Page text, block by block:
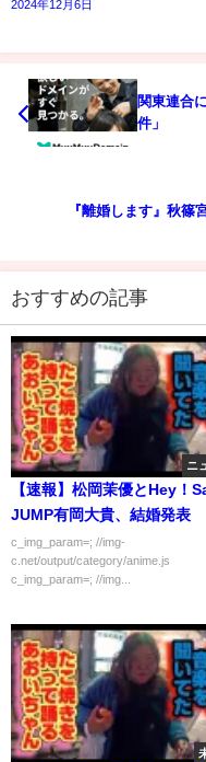
2024年12月6日
関東連合
件」
『離婚します』秋篠
おすすめの記事
ニ
【速報】松岡茉優とHey！
JUMP有岡大貴、結婚発表
c_img_param=; //img-
c.net/output/category/anime.js
c_img_param=; //img...